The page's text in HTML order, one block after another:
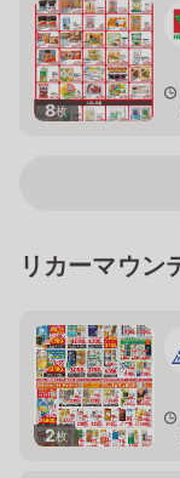
8枚
リカーマウン
2枚